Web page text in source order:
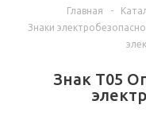
Главная -
Знаки
Знак T05